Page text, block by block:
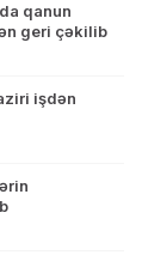
qanun
geri çəkilib
işdən